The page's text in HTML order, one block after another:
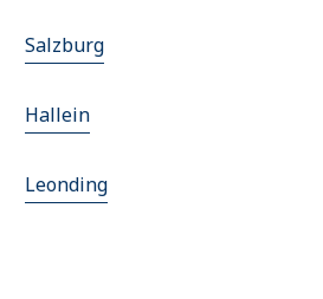
Salzburg
Hallein
Leonding